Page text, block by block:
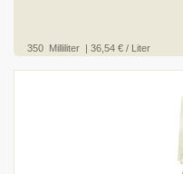
350 Milliliter | 36,54 € / Liter